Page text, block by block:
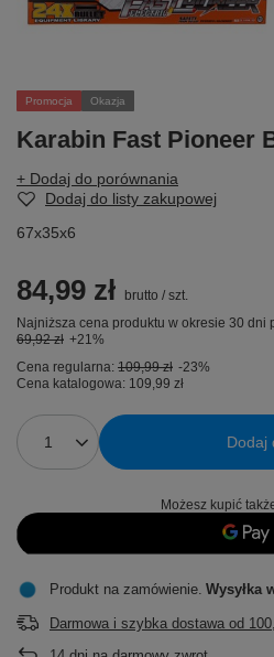
Promocja Okazja
Karabin Fast Pioneer
+ Dodaj do porównania
Dodaj do listy zakupowej
67x35x6
84,99 zł brutto / szt.
Najniższa cena produktu w okresie 30
69,92 zł +21%
Cena regularna: 109,99 zł -23%
Cena katalogowa: 109,99 zł
Dodaj
Możesz kupić
Produkt na zamówienie Wysyłka
Darmowa i szybka dostawa od